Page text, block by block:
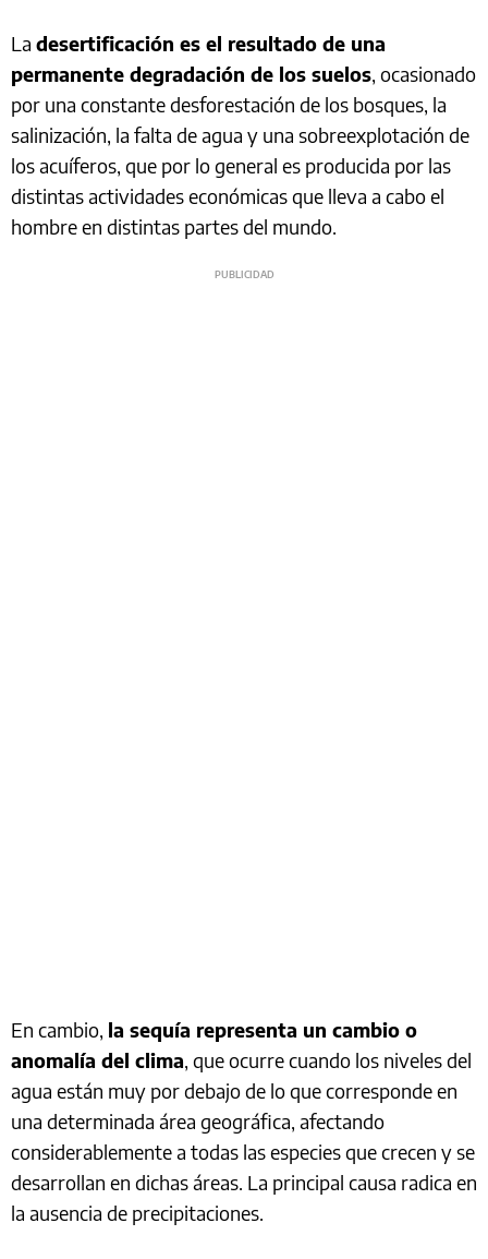
La desertificación es el resultado de una
permanente degradación de los suelos, ocasionado
por una constante desforestación de los bosques, la
salinización, la falta de agua y una sobreexplotación de
los acuíferos, que por lo general es producida por las
distintas actividades económicas que lleva a cabo el
hombre en distintas partes del mundo.
En cambio, la sequía representa un cambio o
anomalía del clima, que ocurre cuando los niveles del
agua están muy por debajo de lo que corresponde en
una determinada área geográfica, afectando
considerablemente a todas las especies que crecen y se
desarrollan en dichas áreas. La principal causa radica en
la ausencia de precipitaciones.